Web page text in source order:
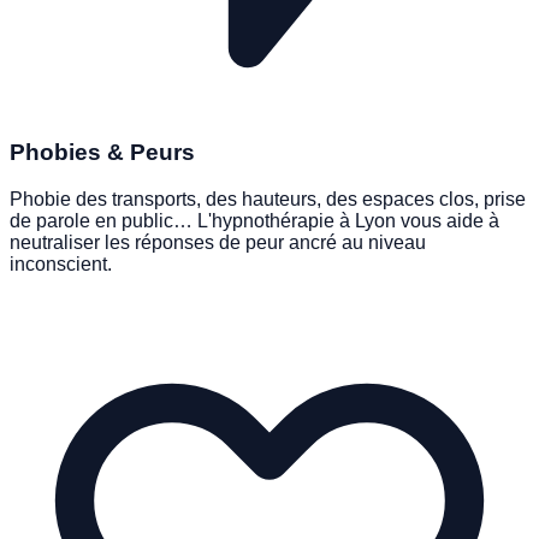
Phobies & Peurs
Phobie des transports, des hauteurs, des espaces clos, prise
de parole en public… L'hypnothérapie à Lyon vous aide à
neutraliser les réponses de peur ancré au niveau
inconscient.